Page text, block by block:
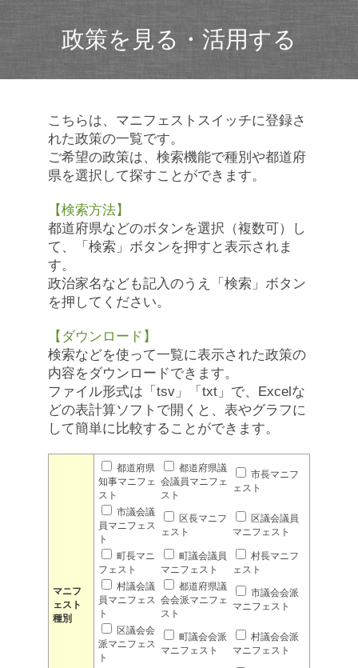
政策を見る・活用する
こちらは、マニフェストスイッチに登録さ
れた政策の一覧です。
ご希望の政策は、検索機能で種別や都道府
県を選択して探すことができます。
【検索方法】
都道府県などのボタンを選択（複数可）し
て、「検索」ボタンを押すと表示されま
す。
政治家名なども記入のうえ「検索」ボタン
を押してください。
【ダウンロード】
検索などを使って一覧に表示された政策の
内容をダウンロードできます。
ファイル形式は「tsv」「txt」で、Excelな
どの表計算ソフトで開くと、表やグラフに
して簡単に比較することができます。
マニフ
ェスト
種別
都道府県
知事マニフェ
スト
都道府県議
会議員マニフェ
スト
市長マニフ
ェスト
市議会議
員マニフェス
ト
区長マニフ
ェスト
区議会議員
マニフェスト
町長マニ
フェスト
町議会議員
マニフェスト
村長マニフ
ェスト
村議会議
員マニフェス
ト
都道府県議
会会派マニフェ
スト
市議会会派
マニフェスト
区議会会
派マニフェス
ト
町議会会派
マニフェスト
村議会会派
マニフェスト